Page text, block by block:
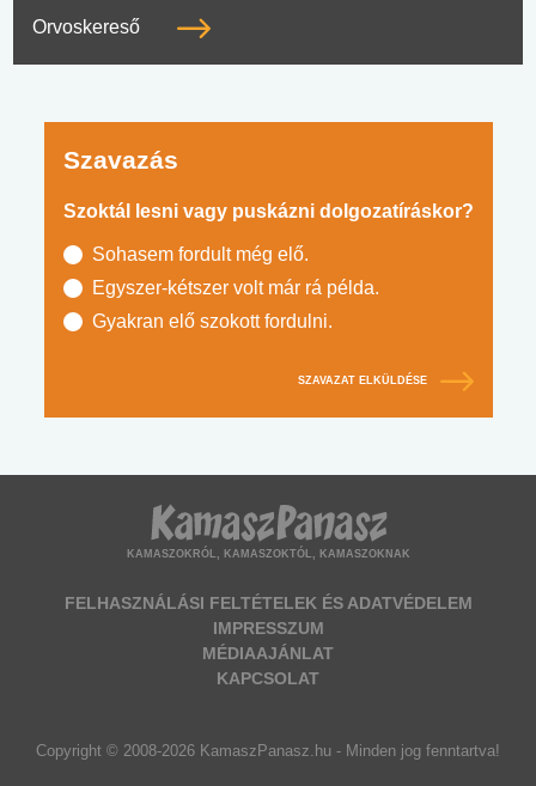
Orvoskereső
Szavazás
Szoktál lesni vagy puskázni dolgozatíráskor?
Sohasem fordult még elő.
Egyszer-kétszer volt már rá példa.
Gyakran elő szokott fordulni.
SZAVAZAT ELKÜLDÉSE
KAMASZOKRÓL, KAMASZOKTÓL, KAMASZOKNAK
FELHASZNÁLÁSI FELTÉTELEK ÉS ADATVÉDELEM
IMPRESSZUM
MÉDIAAJÁNLAT
KAPCSOLAT
Copyright © 2008-2026 KamaszPanasz.hu - Minden jog fenntartva!